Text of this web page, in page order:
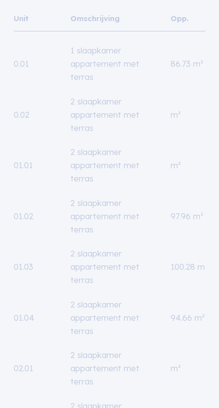
Unit Omschrijving Opp.
0.01
1 slaapkamer
appartement met
terras
86.73 m²
0.02
2 slaapkamer
appartement met
terras
m²
01.01
2 slaapkamer
appartement met
terras
m²
01.02
2 slaapkamer
appartement met
terras
97.96 m²
01.03
2 slaapkamer
appartement met
terras
100.28 m²
01.04
2 slaapkamer
appartement met
terras
94.66 m²
02.01
2 slaapkamer
appartement met
terras
m²
2 slaapkamer